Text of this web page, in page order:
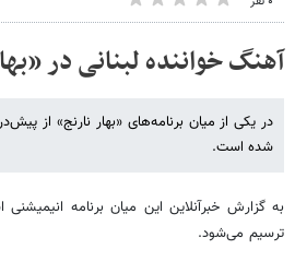
آهنگ خواننده لبنانی در
در یکی از میان برنامه‌های «بهار نارنج» از
شده است.
به گزارش خبرآنلاین این میان برنامه
ترسیم می‌شود.